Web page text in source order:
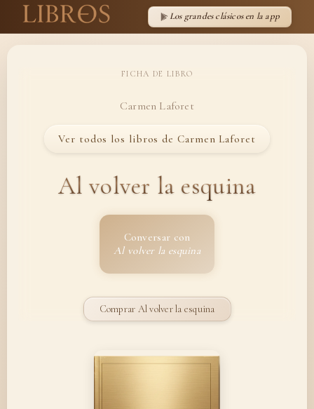
Los grandes clásicos en la app
FICHA DE LIBRO
Carmen Laforet
Ver todos los libros de Carmen Laforet
Al volver la esquina
Conversar con
Al volver la esquina
Comprar Al volver la esquina